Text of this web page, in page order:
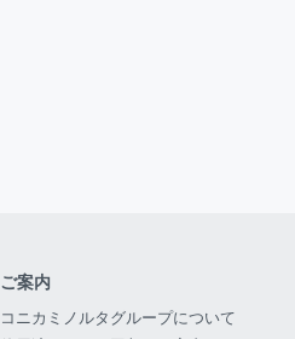
ご案内
コニカミノルタグループについて